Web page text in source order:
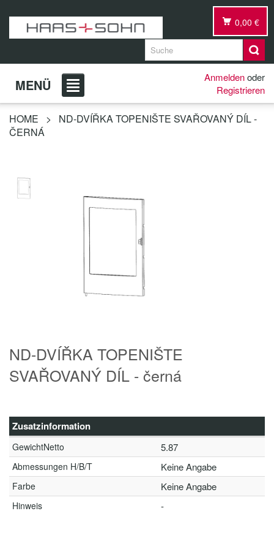
0,00 €
MENÜ Anmeldenoder
Registrieren
HOME >
ND-DVÍŘKA TOPENIŠTE SVAŘOVANÝ DÍL -
ČERNÁ
ND-DVÍŘKA TOPENIŠTE
SVAŘOVANÝ DÍL - černá
Zusatzinformation
GewichtNetto 5.87
Abmessungen H/B/T Keine Angabe
Farbe Keine Angabe
Hinweis -